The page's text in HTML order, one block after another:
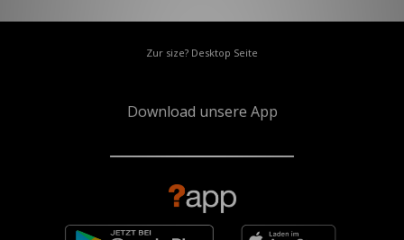
Zur size? Desktop Seite
Download unsere App